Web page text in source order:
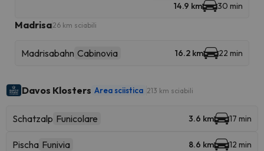
14.9 km 30 min
Madrisa26 km sciabili
Madrisabahn Cabinovia 16.2 km 22 min
Davos Klosters Area sciistica 213 km sciabili
Schatzalp Funicolare 3.6 km 17 min
Pischa Funivia 8.6 km 12 min